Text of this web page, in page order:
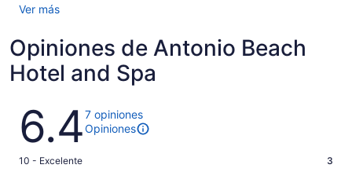
Ver más
Opiniones de Antonio Beach
Hotel and Spa
Opiniones
6.47 opiniones
Opiniones
Puntuación
10 - Excelente 3